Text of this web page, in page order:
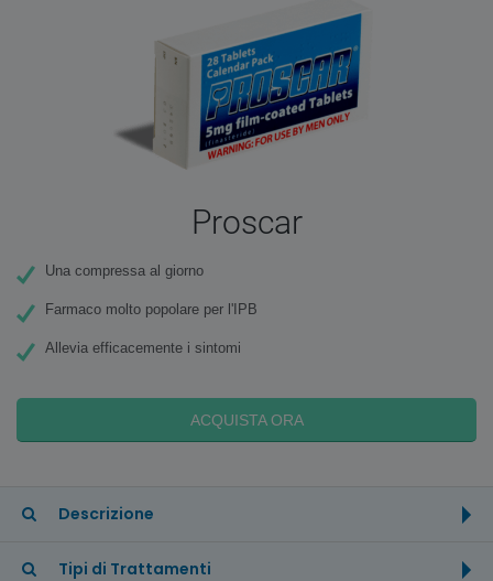
Proscar
Una compressa al giorno
Farmaco molto popolare per l'IPB
Allevia efficacemente i sintomi
ACQUISTA ORA
Descrizione
Tipi di Trattamenti